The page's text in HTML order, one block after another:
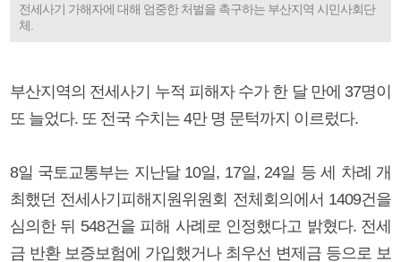
전세사기 가해자에 대해 엄중한 처벌을 촉구하는 부산지역 시민사회단
체.
부산지역의 전세사기 누적 피해자 수가 한 달 만에 37명이
또 늘었다. 또 전국 수치는 4만 명 문턱까지 이르렀다.
8일 국토교통부는 지난달 10일, 17일, 24일 등 세 차례 개
최했던 전세사기피해지원위원회 전체회의에서 1409건을
심의한 뒤 548건을 피해 사례로 인정했다고 밝혔다. 전세
금 반환 보증보험에 가입했거나 최우선 변제금 등으로 보